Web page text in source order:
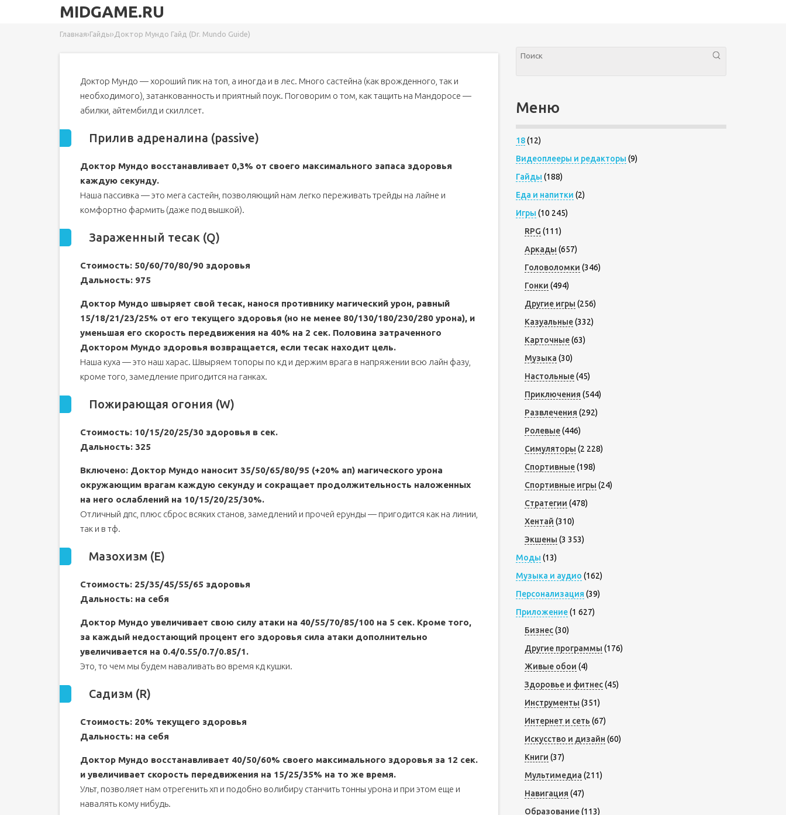
MIDGAME.RU
Главная›Гайды› Доктор Мундо Гайд (Dr. Mundo Guide)
Доктор Мундо — хороший пик на топ, а иногда и в лес. Много састейна (как врожденного, так и
необходимого), затанкованность и приятный поук. Поговорим о том, как тащить на Мандоросе —
абилки, айтембилд и скиллсет.
Прилив адреналина (passive)
Доктор Мундо восстанавливает 0,3% от своего максимального запаса здоровья
каждую секунду.
Наша пассивка — это мега састейн, позволяющий нам легко переживать трейды на лайне и
комфортно фармить (даже под вышкой).
Зараженный тесак (Q)
Стоимость: 50/60/70/80/90 здоровья
Дальность: 975
Доктор Мундо швыряет свой тесак, нанося противнику магический урон, равный
15/18/21/23/25% от его текущего здоровья (но не менее 80/130/180/230/280 урона), и
уменьшая его скорость передвижения на 40% на 2 сек. Половина затраченного
Доктором Мундо здоровья возвращается, если тесак находит цель.
Наша куха — это наш харас. Швыряем топоры по кд и держим врага в напряжении всю лайн фазу,
кроме того, замедление пригодится на ганках.
Пожирающая огония (W)
Стоимость: 10/15/20/25/30 здоровья в сек.
Дальность: 325
Включено: Доктор Мундо наносит 35/50/65/80/95 (+20% ап) магического урона
окружающим врагам каждую секунду и сокращает продолжительность наложенных
на него ослаблений на 10/15/20/25/30%.
Отличный дпс, плюс сброс всяких станов, замедлений и прочей ерунды — пригодится как на линии,
так и в тф.
Мазохизм (E)
Стоимость: 25/35/45/55/65 здоровья
Дальность: на себя
Доктор Мундо увеличивает свою силу атаки на 40/55/70/85/100 на 5 сек. Кроме того,
за каждый недостающий процент его здоровья сила атаки дополнительно
увеличивается на 0.4/0.55/0.7/0.85/1.
Это, то чем мы будем наваливать во время кд кушки.
Садизм (R)
Стоимость: 20% текущего здоровья
Дальность: на себя
Доктор Мундо восстанавливает 40/50/60% своего максимального здоровья за 12 сек.
и увеличивает скорость передвижения на 15/25/35% на то же время.
Ульт, позволяет нам отрегенить хп и подобно волибиру станчить тонны урона и при этом еще и
навалять кому нибудь.
Меню
18(12)
Видеоплееры и редакторы (9)
Гайды (188)
Еда и напитки (2)
Игры (10 245)
RPG (111)
Аркады (657)
Головоломки (346)
Гонки (494)
Другие игры (256)
Казуальные(332)
Карточные(63)
Музыка (30)
Настольные(45)
Приключения (544)
Развлечения (292)
Ролевые(446)
Симуляторы (2 228)
Спортивные(198)
Спортивные игры (24)
Стратегии (478)
Хентай (310)
Экшены (3 353)
Моды (13)
Музыка и аудио (162)
Персонализация (39)
Приложение(1 627)
Бизнес(30)
Другие программы (176)
Живые обои (4)
Здоровье и фитнес(45)
Инструменты (351)
Интернет и сеть (67)
Искусство и дизайн (60)
Книги (37)
Мультимедиа (211)
Навигация (47)
Образование(113)